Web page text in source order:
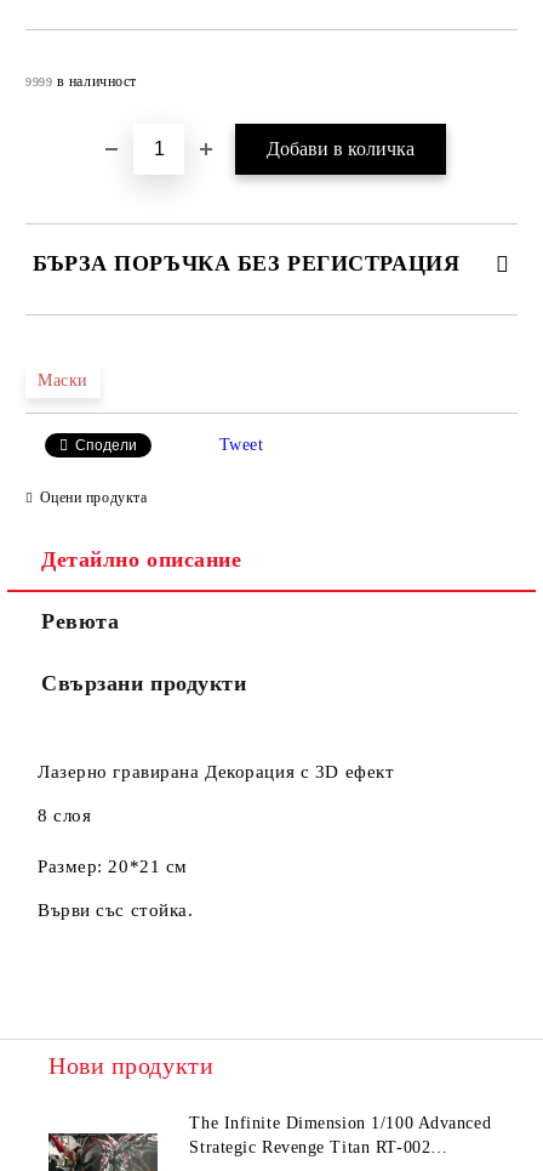
9999 в наличност
БЪРЗА ПОРЪЧКА БЕЗ РЕГИСТРАЦИЯ
Съгласен съм с
Ние ще се свържем с вас в рамките на работния ден.
Маски
Сподели Tweet
Оцени продукта
Детайлно описание
Ревюта
Свързани продукти
Лазерно гравиранa Декорация с 3D ефект
8 слоя
Размер: 20*21 см
Върви със стойка.
Нови продукти
The Infinite Dimension 1/100 Advanced
Strategic Revenge Titan RT-002